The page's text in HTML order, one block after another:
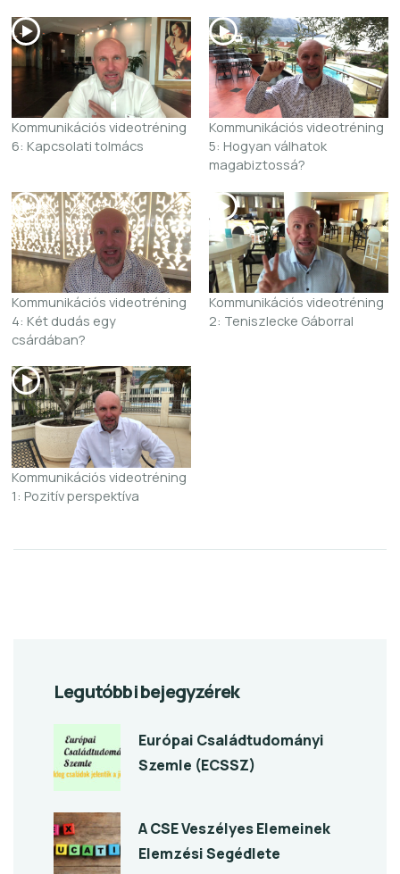
Kommunikációs videotréning
6: Kapcsolati tolmács
Kommunikációs videotréning
5: Hogyan válhatok
magabiztossá?
Kommunikációs videotréning
4: Két dudás egy
csárdában?
Kommunikációs videotréning
2: Teniszlecke Gáborral
Kommunikációs videotréning
1: Pozitív perspektíva
Legutóbbi bejegyzérek
Európai Családtudományi
Szemle (ECSSZ)
A CSE Veszélyes Elemeinek
Elemzési Segédlete